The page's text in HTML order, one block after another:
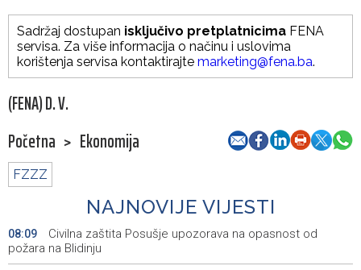
Sadržaj dostupan isključivo pretplatnicima FENA
servisa. Za više informacija o načinu i uslovima
korištenja servisa kontaktirajte marketing@fena.ba.
(FENA) D. V.
Početna > Ekonomija
FZZZ
NAJNOVIJE VIJESTI
08:09
Civilna zaštita Posušje upozorava na opasnost od
požara na Blidinju